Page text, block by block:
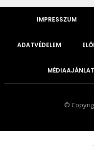
IMPRESSZUM
ADATVÉDELEM
MÉDIAAJÁNLAT
©